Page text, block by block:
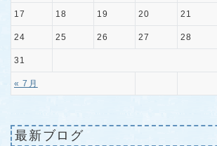
« 7月
17 18 19 20 21
24 25 26 27 28
31
最新ブログ